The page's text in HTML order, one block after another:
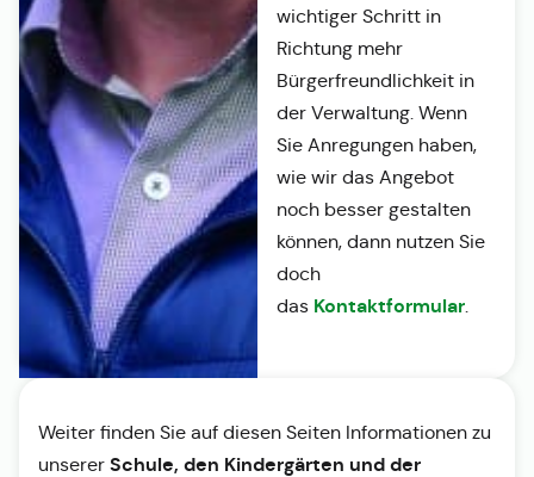
wichtiger Schritt in
Richtung mehr
Bürgerfreundlichkeit in
der Verwaltung. Wenn
Sie Anregungen haben,
wie wir das Angebot
noch besser gestalten
können, dann nutzen Sie
doch
das Kontaktformular.
Weiter finden Sie auf diesen Seiten Informationen zu
unserer Schule, den Kindergärten und der